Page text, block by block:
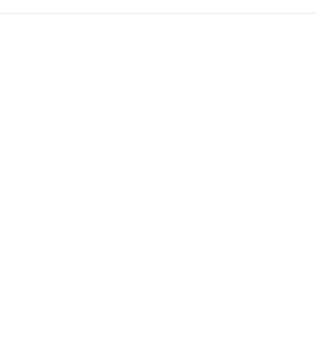
attrezzi, Giardino e Terreno Agricolo